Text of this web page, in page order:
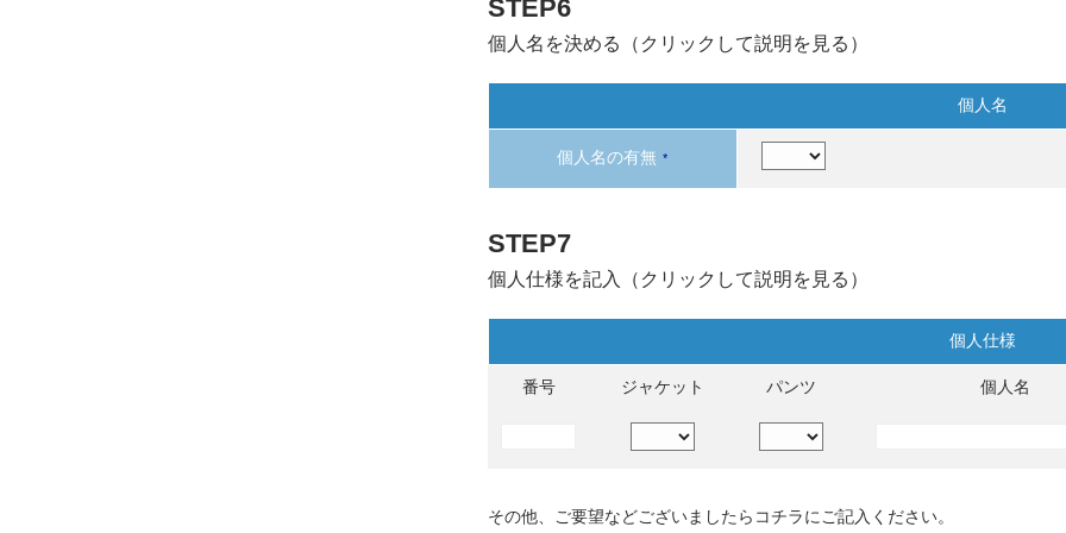
STEP6
個人名を決める（クリックして説明を見る）
個人名
個人名の有無 *
STEP7
個人仕様を記入（クリックして説明を見る）
個人仕様
番号 ジャケット パンツ 個人名
その他、ご要望などございましたらコチラにご記入ください。